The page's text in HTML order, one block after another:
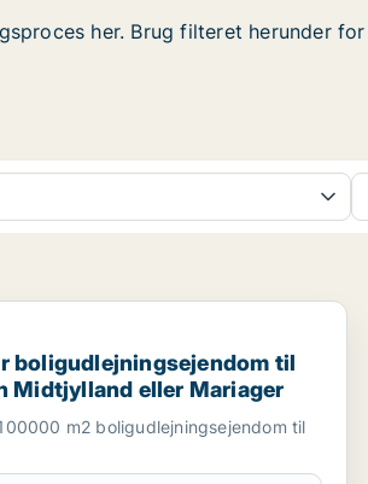
her. Brug filteret herunder
til salg i
boligudlejningsejendom til
Midtjylland eller Mariager
m2 boligudlejningsejendom til